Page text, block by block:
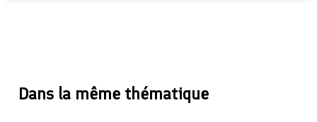
Dans la même thématique